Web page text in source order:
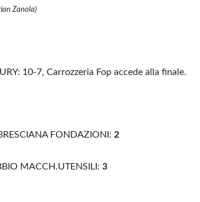
Zanola)
10-7, Carrozzeria Fop accede alla finale.
FONDAZIONI: 2
MACCH.UTENSILI: 3